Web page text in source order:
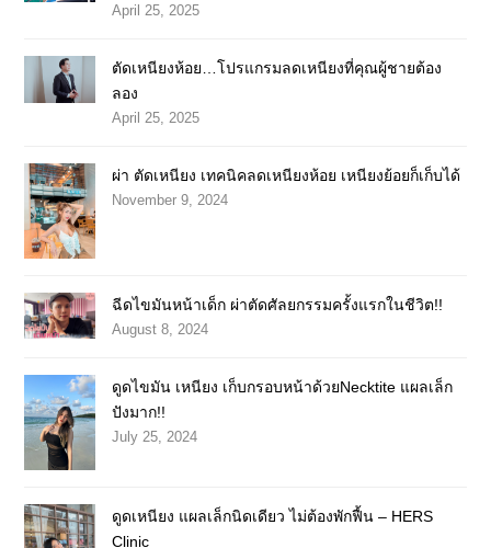
April 25, 2025
ตัดเหนียงห้อย…โปรแกรมลดเหนียงที่คุณผู้ชายต้อง
ลอง
April 25, 2025
ผ่า ตัดเหนียง เทคนิคลดเหนียงห้อย เหนียงย้อยก็เก็บได้
November 9, 2024
ฉีดไขมันหน้าเด็ก ผ่าตัดศัลยกรรมครั้งแรกในชีวิต!!
August 8, 2024
ดูดไขมัน เหนียง เก็บกรอบหน้าด้วยNecktite แผลเล็ก
ปังมาก!!
July 25, 2024
ดูดเหนียง แผลเล็กนิดเดียว ไม่ต้องพักฟื้น – HERS
Clinic